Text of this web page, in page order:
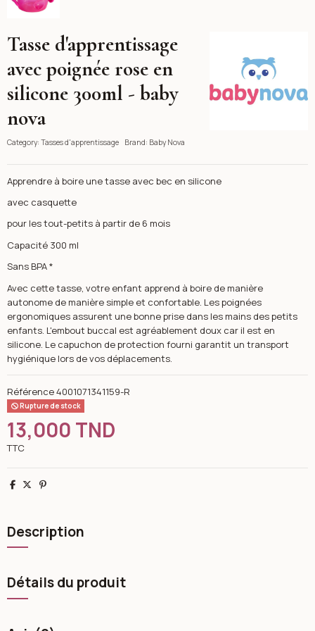
Tasse d'apprentissage
avec poignée rose en
silicone 300ml - baby
nova
Category: Tasses d'apprentissage Brand: Baby Nova
Apprendre à boire une tasse avec bec en silicone
avec casquette
pour les tout-petits à partir de 6 mois
Capacité 300 ml
Sans BPA *
Avec cette tasse, votre enfant apprend à boire de manière
autonome de manière simple et confortable. Les poignées
ergonomiques assurent une bonne prise dans les mains des petits
enfants. L'embout buccal est agréablement doux car il est en
silicone. Le capuchon de protection fourni garantit un transport
hygiénique lors de vos déplacements.
Référence4001071341159-R
Rupture de stock
13,000 TND
TTC
Partager
TweetPinterest
Description
Détails du produit